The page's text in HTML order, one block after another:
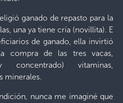
ganado de repasto para la
una ya tiene cría (novillita). E
de ganado, ella invirtió
compra de las tres vacas,
vitaminas,
minerales.
nunca me imaginé que